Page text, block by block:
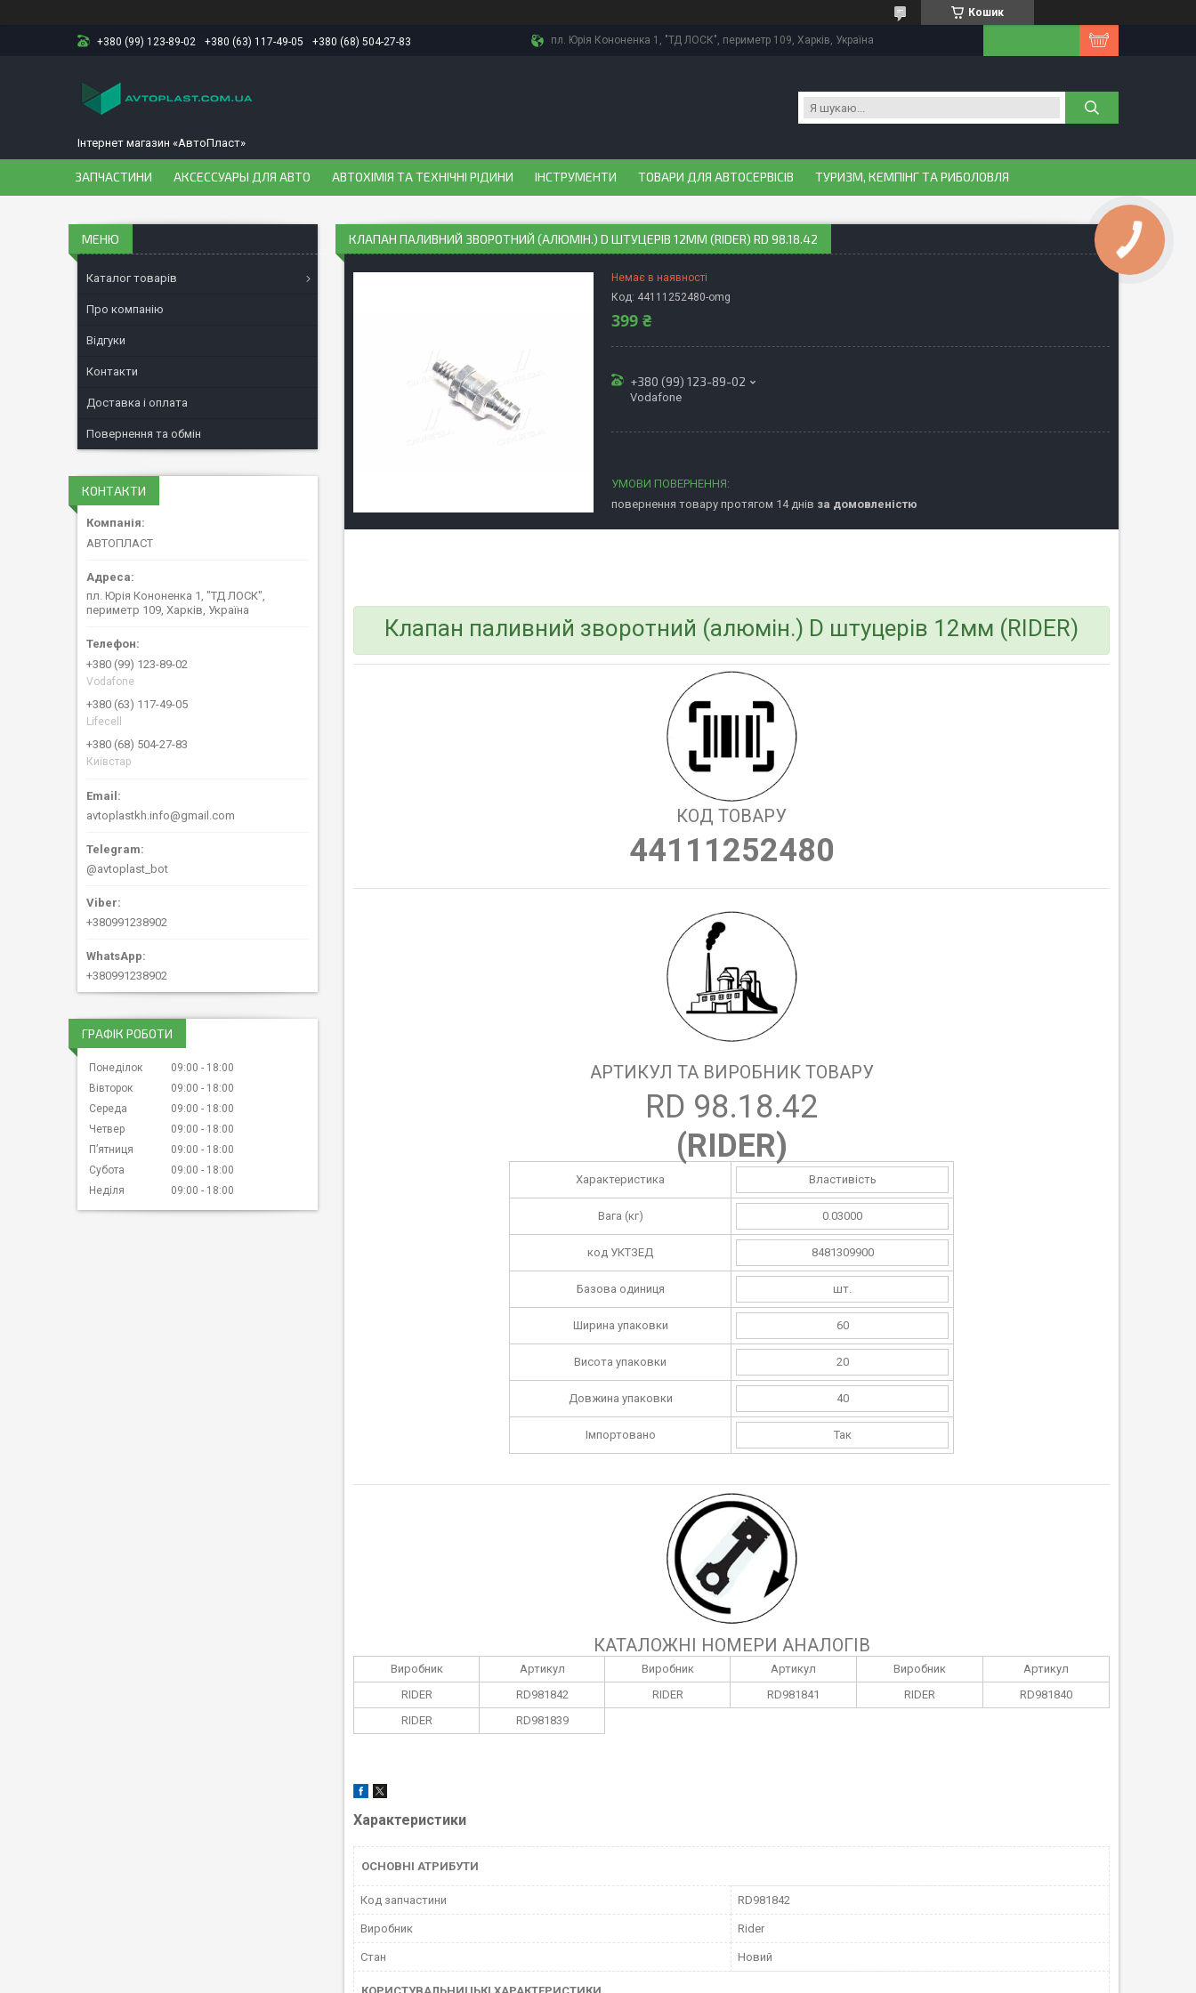
Кошик
+380 (99) 123-89-02 +380 (63) 117-49-05 +380 (68) 504-27-83 пл. Юрія Кононенка 1, "ТД ЛОСК", периметр 109, Харків, Україна
Інтернет магазин «АвтоПласт»
ЗАПЧАСТИНИ АКСЕССУАРЫ ДЛЯ АВТО АВТОХІМІЯ ТА ТЕХНІЧНІ РІДИНИ ІНСТРУМЕНТИ ТОВАРИ ДЛЯ АВТОСЕРВІСІВ ТУРИЗМ, КЕМПІНГ ТА РИБОЛОВЛЯ
КЛАПАН ПАЛИВНИЙ ЗВОРОТНИЙ (АЛЮМІН.) D ШТУЦЕРІВ 12ММ (RIDER) RD 98.18.42
Немає в наявності
Код: 44111252480-omg
399 ₴
+380 (99) 123-89-02
Vodafone
повернення товару протягом 14 днів за домовленістю
Клапан паливний зворотний (алюмін.) D штуцерів 12мм (RIDER)
КОД ТОВАРУ
44111252480
АРТИКУЛ ТА ВИРОБНИК ТОВАРУ
RD 98.18.42
(RIDER)
Характеристика Властивість
Вага (кг) 0.03000
код УКТЗЕД 8481309900
Базова одиниця шт.
Ширина упаковки 60
Висота упаковки 20
Довжина упаковки 40
Імпортовано Так
КАТАЛОЖНІ НОМЕРИ АНАЛОГІВ
Виробник Артикул Виробник Артикул Виробник
Артикул
RIDER
RD981842 RIDER RD981841 RIDER
RD981840
RIDER
RD981839
Характеристики
ОСНОВНІ АТРИБУТИ
Код запчастини RD981842
Виробник Rider
Стан Новий
Каталог товарів
Про компанію
Відгуки
Контакти
Доставка і оплата
Повернення та обмін
КОНТАКТИ
АВТОПЛАСТ
пл. Юрія Кононенка 1, "ТД ЛОСК",
периметр 109, Харків, Україна
+380 (99) 123-89-02
Vodafone
+380 (63) 117-49-05
Lifecell
+380 (68) 504-27-83
Київстар
avtoplastkh.info@gmail.com
@avtoplast_bot
+380991238902
+380991238902
ГРАФІК РОБОТИ
Понеділок 09:00
18:00
Вівторок
09:00
18:00
Середа
09:00
18:00
Четвер
09:00
18:00
Пʼятниця
09:00
18:00
Субота
09:00
18:00
Неділя
09:00 18:00